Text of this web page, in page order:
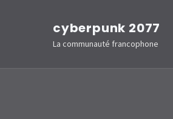
(Pressez
cyberpunk 2077
La communauté francophone